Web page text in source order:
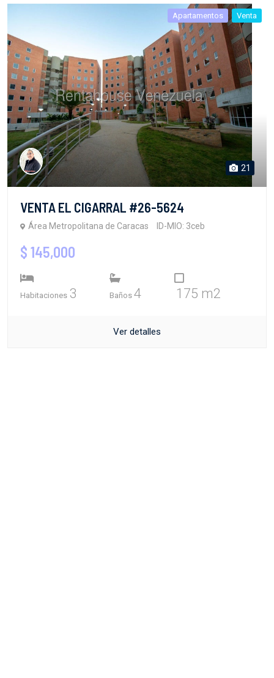
Apartamentos Venta
21
VENTA EL CIGARRAL #26-5624
Área Metropolitana de Caracas ID-MIO: 3ceb
$ 145,000
Habitaciones 3 Baños 4 175 m2
Ver detalles